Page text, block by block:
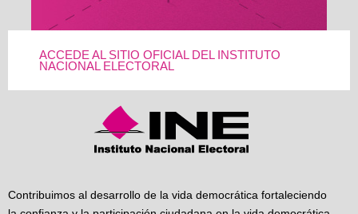
ACCEDE AL SITIO OFICIAL DEL INSTITUTO
NACIONAL ELECTORAL
Contribuimos al desarrollo de la vida democrática fortaleciendo